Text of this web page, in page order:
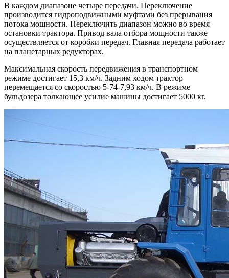
В каждом диапазоне четыре передачи. Переключение
производится гидроподвижными муфтами без прерывания
потока мощности. Переключить диапазон можно во время
остановки трактора. Привод вала отбора мощности также
осуществляется от коробки передач. Главная передача работает
на планетарных редукторах.
Максимальная скорость передвижения в транспортном
режиме достигает 15,3 км/ч. Задним ходом трактор
перемещается со скоростью 5-74-7,93 км/ч. В режиме
бульдозера толкающее усилие машины достигает 5000 кг.